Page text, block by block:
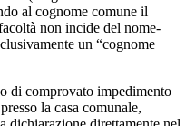
al cognome comune il
non incide del nome-
un “cognome
di comprovato impedimento
la casa comunale,